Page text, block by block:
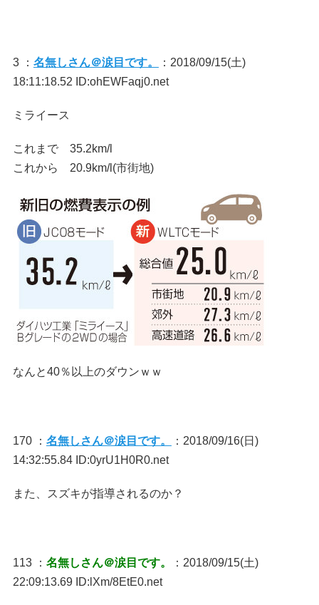
3 ： 名無しさん＠涙目です。
：2018/09/15(土)
18:11:18.52 ID:ohEWFaqj0.net
ミライース
これまで 35.2km/l
これから 20.9km/l(市街地)
なんと40％以上のダウンｗｗ
170 ： 名無しさん＠涙目です。
：2018/09/16(日)
14:32:55.84 ID:0yrU1H0R0.net
また、スズキが指導されるのか？
113 ： 名無しさん＠涙目です。
：2018/09/15(土)
22:09:13.69 ID:lXm/8EtE0.net